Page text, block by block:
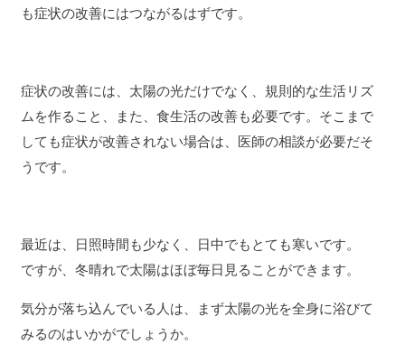
も症状の改善にはつながるはずです。
症状の改善には、太陽の光だけでなく、規則的な生活リズ
ムを作ること、また、食生活の改善も必要です。そこまで
しても症状が改善されない場合は、医師の相談が必要だそ
うです。
最近は、日照時間も少なく、日中でもとても寒いです。
ですが、冬晴れで太陽はほぼ毎日見ることができます。
気分が落ち込んでいる人は、まず太陽の光を全身に浴びて
みるのはいかがでしょうか。